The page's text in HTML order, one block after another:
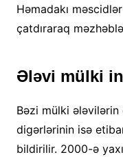
Həmadakı
çatdıraraq
Ələvi mülki
Bəzi mülki ələvilərin
digərlərinin isə
bildirilir. 2000-ə